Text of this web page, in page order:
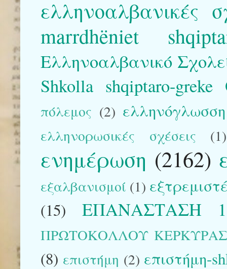
ελληνοαλβανικές
marrdhëniet
Ελληνοαλβανικό
Shkolla shqiptaro-greke
πόλεμος (2)
ελληνορωσικές σχέσεις (1)
ενημέρωση (2162)
εξαλβανισμοί (1)
(15)
ΕΠΑΝΑΣΤΑΣΗ
ΠΡΩΤΟΚΟΛΛΟΥ
(8) επιστήμη (2) επιστήμη-